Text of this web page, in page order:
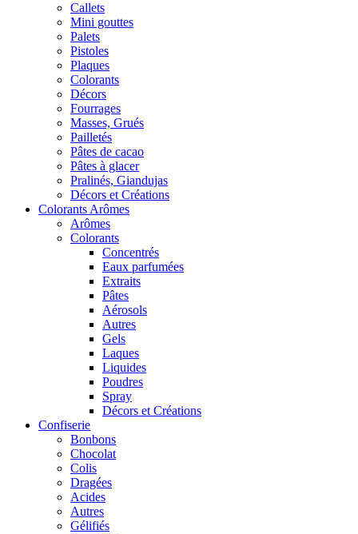
Callets
Mini gouttes
Palets
Pistoles
Plaques
Colorants
Décors
Fourrages
Masses, Grués
Pailletés
Pâtes de cacao
Pâtes à glacer
Pralinés, Giandujas
Décors et Créations
Colorants Arômes
Arômes
Colorants
Concentrés
Eaux parfumées
Extraits
Pâtes
Aérosols
Autres
Gels
Laques
Liquides
Poudres
Spray
Décors et Créations
Confiserie
Bonbons
Chocolat
Colis
Dragées
Acides
Autres
Gélifiés